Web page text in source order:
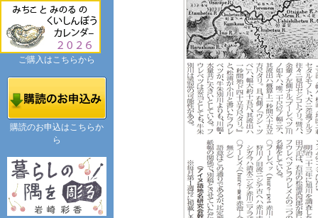
ご購入はこちらから
購読のお申込はこちらか
ら